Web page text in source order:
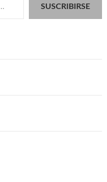
SUSCRIBIRSE